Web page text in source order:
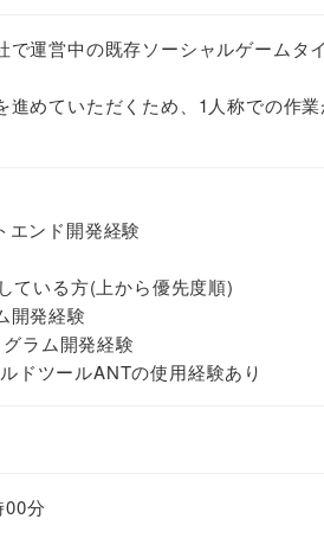
で運営中の既存ソーシャルゲームタ
進めていただくため、1人称での作
ンド開発経験
ている方(上から優先度順)
開発経験
ラム開発経験
ドツールANTの使用経験あり
分